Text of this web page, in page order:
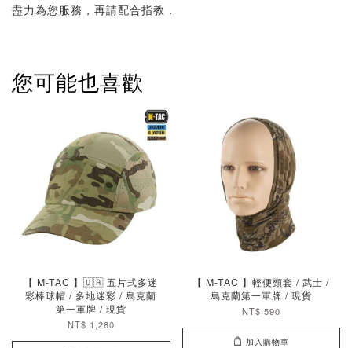
盡力為您服務，再請配合指教．
您可能也喜歡
【 M-TAC 】🇺🇦 五片式多迷
彩棒球帽 / 多地迷彩 / 烏克蘭
第一軍牌 / 現貨
NT$ 1,280
【 M-TAC 】輕便頸套 / 武士 /
烏克蘭第一軍牌 / 現貨
NT$ 590
加入購物車